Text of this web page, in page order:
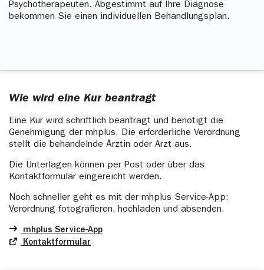
Psychotherapeuten. Abgestimmt auf Ihre Diagnose
bekommen Sie einen individuellen Behandlungsplan.
Wie wird eine Kur beantragt
Eine Kur wird schriftlich beantragt und benötigt die
Genehmigung der mhplus. Die erforderliche Verordnung
stellt die behandelnde Ärztin oder Arzt aus.
Die Unterlagen können per Post oder über das
Kontaktformular eingereicht werden.
Noch schneller geht es mit der mhplus Service-App:
Verordnung fotografieren, hochladen und absenden.
mhplus Service-App
Kontaktformular